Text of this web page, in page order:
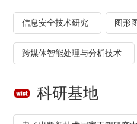
信息安全技术研究 图形
跨媒体智能处理与分析技术
科研基地